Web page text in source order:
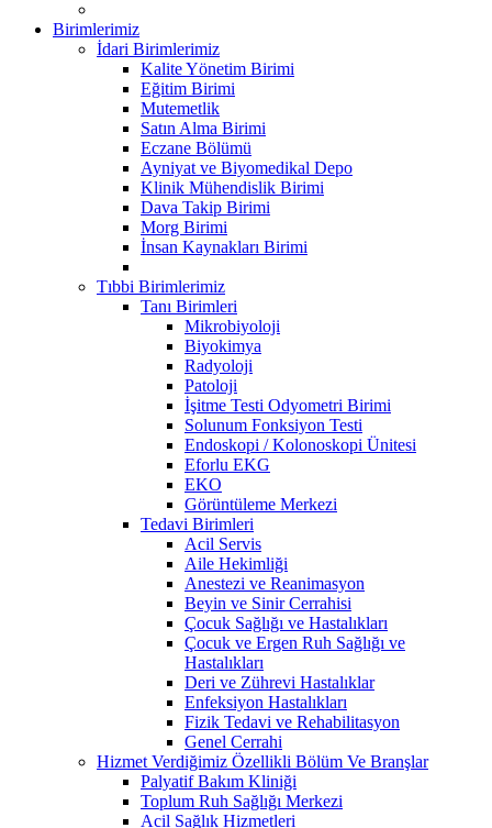
Birimlerimiz
İdari Birimlerimiz
Kalite Yönetim Birimi
Eğitim Birimi
Mutemetlik
Satın Alma Birimi
Eczane Bölümü
Ayniyat ve Biyomedikal Depo
Klinik Mühendislik Birimi
Dava Takip Birimi
Morg Birimi
İnsan Kaynakları Birimi
Tıbbi Birimlerimiz
Tanı Birimleri
Mikrobiyoloji
Biyokimya
Radyoloji
Patoloji
İşitme Testi Odyometri Birimi
Solunum Fonksiyon Testi
Endoskopi / Kolonoskopi Ünitesi
Eforlu EKG
EKO
Görüntüleme Merkezi
Tedavi Birimleri
Acil Servis
Aile Hekimliği
Anestezi ve Reanimasyon
Beyin ve Sinir Cerrahisi
Çocuk Sağlığı ve Hastalıkları
Çocuk ve Ergen Ruh Sağlığı ve
Hastalıkları
Deri ve Zührevi Hastalıklar
Enfeksiyon Hastalıkları
Fizik Tedavi ve Rehabilitasyon
Genel Cerrahi
Hizmet Verdiğimiz Özellikli Bölüm Ve Branşlar
Palyatif Bakım Kliniği
Toplum Ruh Sağlığı Merkezi
Acil Sağlık Hizmetleri